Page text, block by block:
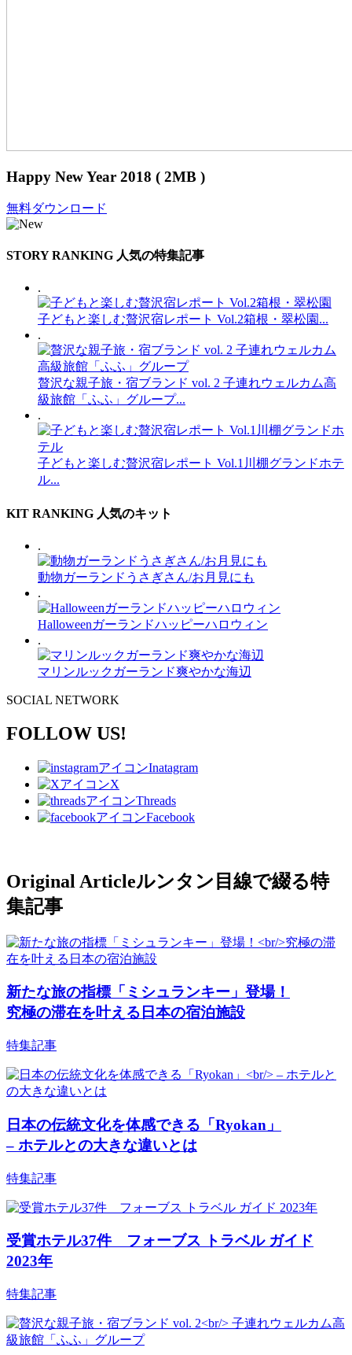
Happy New Year 2018 ( 2MB )
無料ダウンロード
STORY RANKING 人気の特集記事
.
子どもと楽しむ贅沢宿レポート Vol.2箱根・翠松園...
.
贅沢な親子旅・宿ブランド vol. 2 子連れウェルカム高
級旅館「ふふ」グループ...
.
子どもと楽しむ贅沢宿レポート Vol.1川棚グランドホテ
ル...
KIT RANKING 人気のキット
.
動物ガーランドうさぎさん/お月見にも
.
Halloweenガーランドハッピーハロウィン
.
マリンルックガーランド爽やかな海辺
SOCIAL NETWORK
FOLLOW US!
Inatagram
X
Threads
Facebook
Original Articleルンタン目線で綴る特
集記事
新たな旅の指標「ミシュランキー」登場！
究極の滞在を叶える日本の宿泊施設
特集記事
日本の伝統文化を体感できる「Ryokan」
– ホテルとの大きな違いとは
特集記事
受賞ホテル37件 フォーブス トラベル ガイド
2023年
特集記事